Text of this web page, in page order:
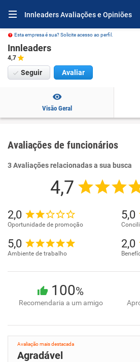
Innleaders Avaliações e Opiniões
Esta empresa é sua? Solicite acesso ao perfil.
Innleaders
4,7
Seguir Avaliar
Visão Geral
Avaliações de funcionários
3 Avaliações relacionadas a sua busca
4,7
2,0
Oportunidade de promoção
5,0
5,0
Ambiente de trabalho
2,0
100%
Recomendaria a um amigo
Avaliação mais destacada
Agradável